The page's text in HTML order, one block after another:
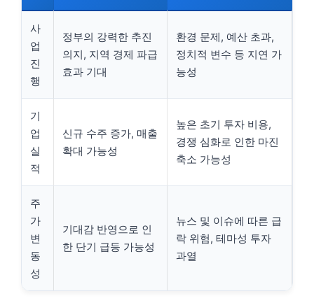
사
업
진
행
정부의 강력한 추진
의지, 지역 경제 파급
효과 기대
환경 문제, 예산 초과,
정치적 변수 등 지연 가
능성
기
업
실
적
신규 수주 증가, 매출
확대 가능성
높은 초기 투자 비용,
경쟁 심화로 인한 마진
축소 가능성
주
가
변
동
성
기대감 반영으로 인
한 단기 급등 가능성
뉴스 및 이슈에 따른 급
락 위험, 테마성 투자
과열